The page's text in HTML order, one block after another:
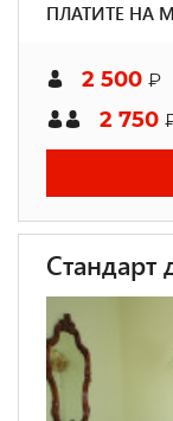
ПЛАТИТЕ НА
2 500 ₽
2 750
Стандарт